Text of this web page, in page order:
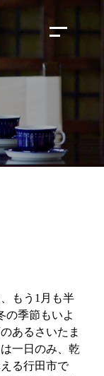
もう1月も半
の季節もいよ
あるさいたま
一日のみ、乾
る行田市で